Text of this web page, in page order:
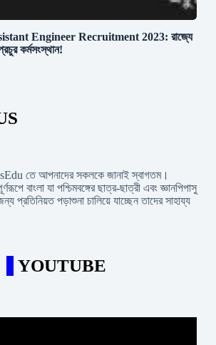
Engineer Recruitment 2023: রাজ্যে
কর্মসংস্থান!
তে আপনাদের সকলকে জানাই স্বাগতম।
বাংলা যা পশ্চিমবঙ্গের ছাত্র-ছাত্রী এবং জ্ঞানপিপাসু
প্রতিনিয়ত পড়াশুনা চালিয়ে যাচ্ছেন তাদের সাহায্য
YOUTUBE